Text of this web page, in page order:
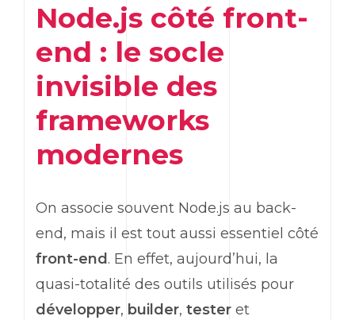
Node.js côté front-
end : le socle
invisible des
frameworks
modernes
On associe souvent Node.js au back-
end, mais il est tout aussi essentiel côté
front-end . En effet, aujourd’hui, la
quasi-totalité des outils utilisés pour
développer, builder, tester et